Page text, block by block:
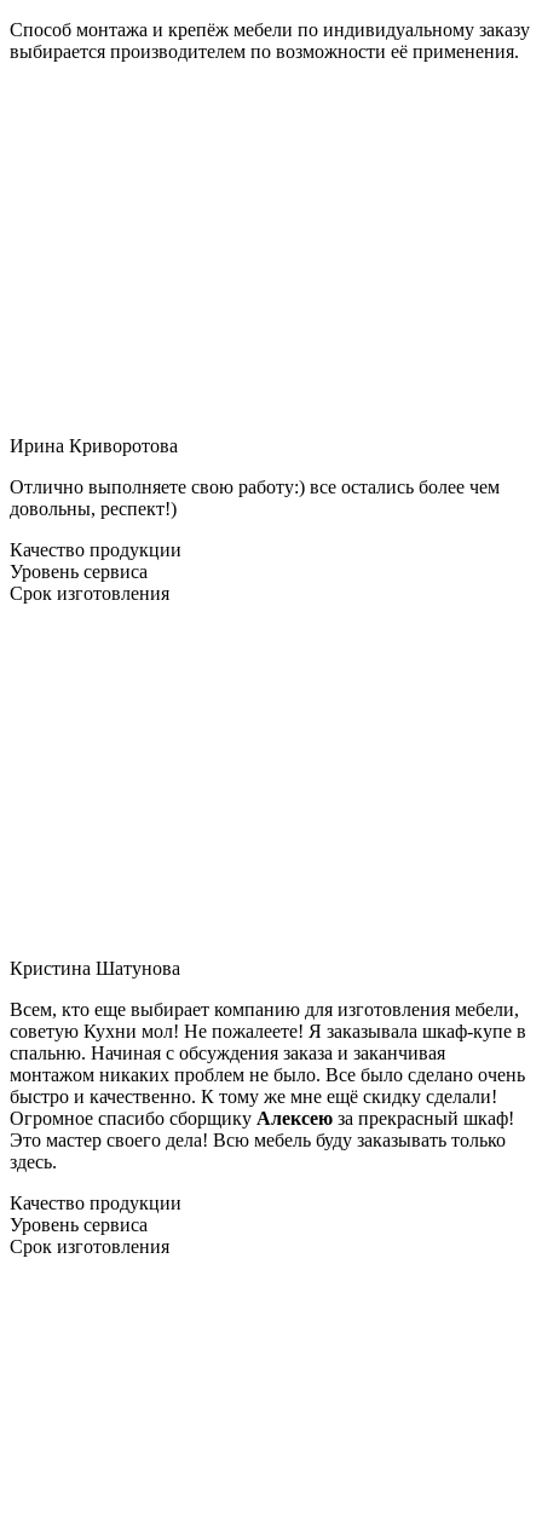
Способ монтажа и крепёж мебели по индивидуальному заказу
выбирается производителем по возможности её применения.
Ирина Криворотова
Отлично выполняете свою работу:) все остались более чем
довольны, респект!)
Качество продукции
Уровень сервиса
Срок изготовления
Кристина Шатунова
Всем, кто еще выбирает компанию для изготовления мебели,
советую Кухни мол! Не пожалеете! Я заказывала шкаф-купе в
спальню. Начиная с обсуждения заказа и заканчивая
монтажом никаких проблем не было. Все было сделано очень
быстро и качественно. К тому же мне ещё скидку сделали!
Огромное спасибо сборщику Алексею за прекрасный шкаф!
Это мастер своего дела! Всю мебель буду заказывать только
здесь.
Качество продукции
Уровень сервиса
Срок изготовления